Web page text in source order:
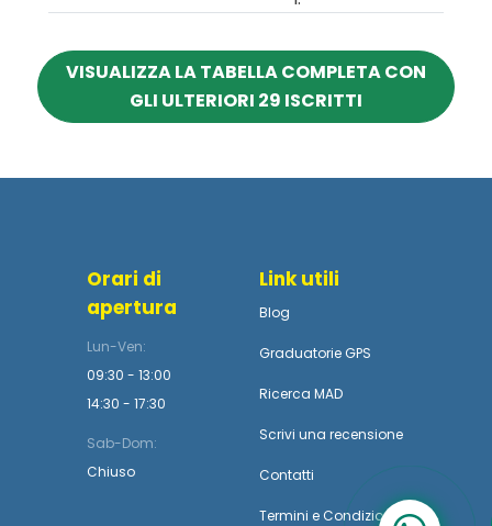
VISUALIZZA LA TABELLA COMPLETA CON
GLI ULTERIORI 29 ISCRITTI
Orari di
apertura
Lun-Ven:
09:30 - 13:00
14:30 - 17:30
Sab-Dom:
Chiuso
Link utili
Blog
Graduatorie GPS
Ricerca MAD
Scrivi una recensione
Contatti
Termini e Condizioni